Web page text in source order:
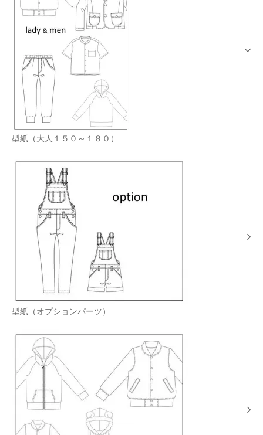
型紙（大人１５０～１８０）
型紙（オプションパーツ）